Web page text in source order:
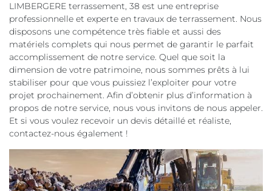
LIMBERGERE terrassement, 38 est une entreprise
professionnelle et experte en travaux de terrassement. Nous
disposons une compétence très fiable et aussi des
matériels complets qui nous permet de garantir le parfait
accomplissement de notre service. Quel que soit la
dimension de votre patrimoine, nous sommes prêts à lui
stabiliser pour que vous puissiez l’exploiter pour votre
projet prochainement. Afin d’obtenir plus d’information à
propos de notre service, nous vous invitons de nous appeler.
Et si vous voulez recevoir un devis détaillé et réaliste,
contactez-nous également !